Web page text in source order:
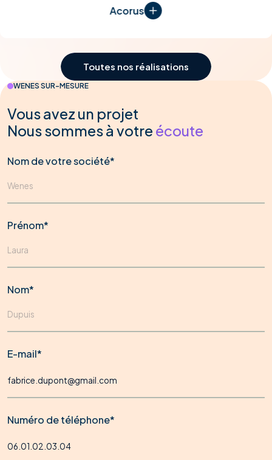
Acorus
Toutes nos réalisations
WENES SUR-MESURE
Vous avez un projet
Nous sommes à votre écoute
Nom de votre société*
Prénom*
Nom*
E-mail*
Numéro de téléphone*